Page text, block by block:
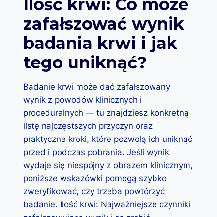
Y
T
K
O
,
C
C
H
C
A
Ł
B
Ś
W
I
E
Ilość krwi: Co może
zafałszować wynik
badania krwi i jak
tego uniknąć?
Badanie krwi może dać zafałszowany
wynik z powodów klinicznych i
proceduralnych — tu znajdziesz konkretną
listę najczęstszych przyczyn oraz
praktyczne kroki, które pozwolą ich uniknąć
przed i podczas pobrania. Jeśli wynik
wydaje się niespójny z obrazem klinicznym,
poniższe wskazówki pomogą szybko
zweryfikować, czy trzeba powtórzyć
badanie. Ilość krwi: Najważniejsze czynniki